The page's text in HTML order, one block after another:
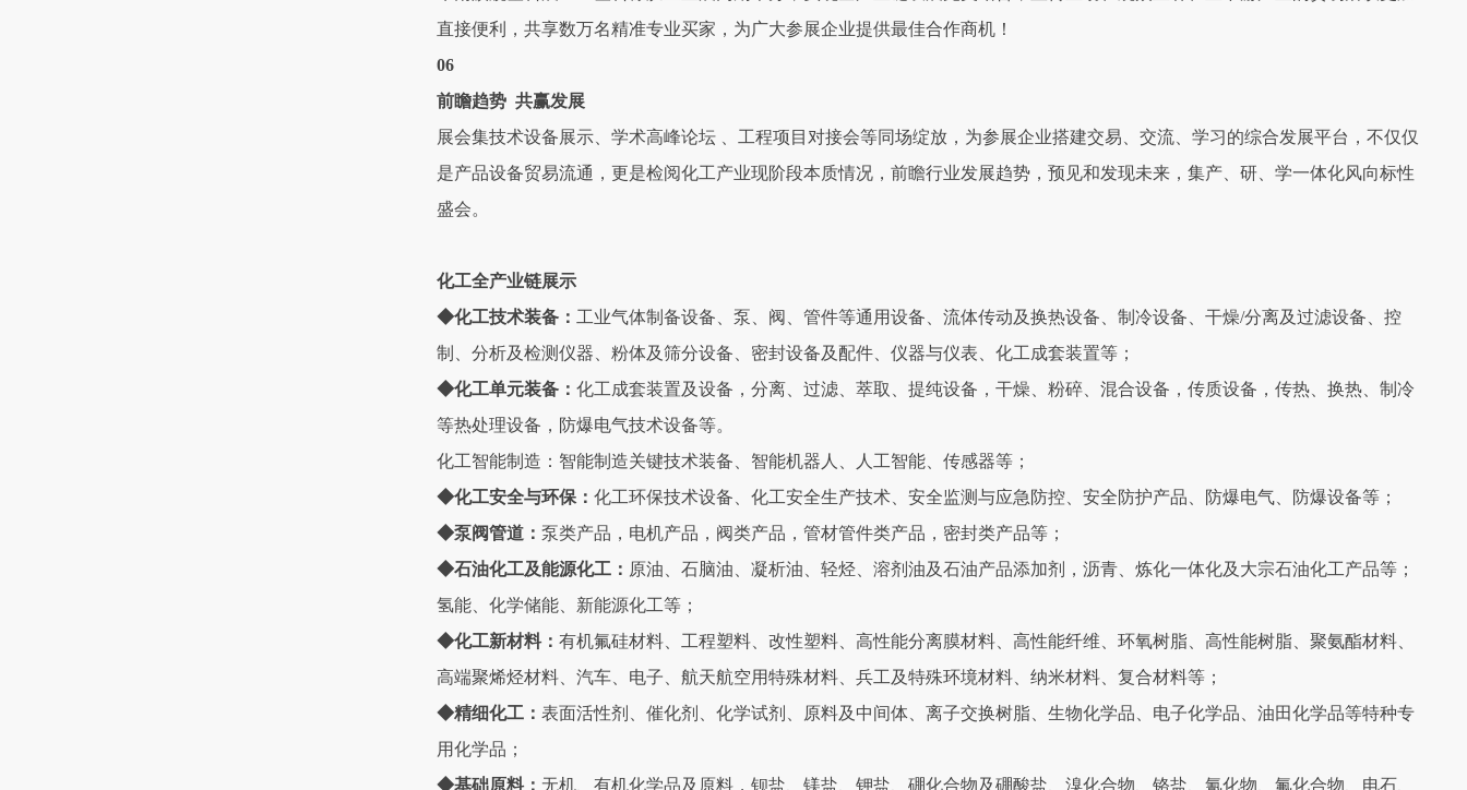
直接便利，共享数万名精准专业买家，为广大参展企业提供最佳合作商机！
06
前瞻趋势 共赢发展
展会集技术设备展示、学术高峰论坛 、工程项目对接会等同场绽放，为参展企业搭建交易、交流、学习的综合发展平台，不仅仅
是产品设备贸易流通，更是检阅化工产业现阶段本质情况，前瞻行业发展趋势，预见和发现未来，集产、研、学一体化风向标性
盛会。
化工全产业链展示
◆化工技术装备： 工业气体制备设备、泵、阀、管件等通用设备、流体传动及换热设备、制冷设备、干燥/分离及过滤设备、控
制、分析及检测仪器、粉体及筛分设备、密封设备及配件、仪器与仪表、化工成套装置等；
◆化工单元装备： 化工成套装置及设备，分离、过滤、萃取、提纯设备，干燥、粉碎、混合设备，传质设备，传热、换热、制冷
等热处理设备，防爆电气技术设备等。
化工智能制造：智能制造关键技术装备、智能机器人、人工智能、传感器等；
◆化工安全与环保： 化工环保技术设备、化工安全生产技术、安全监测与应急防控、安全防护产品、防爆电气、防爆设备等；
◆泵阀管道： 泵类产品，电机产品，阀类产品，管材管件类产品，密封类产品等；
◆石油化工及能源化工： 原油、石脑油、凝析油、轻烃、溶剂油及石油产品添加剂，沥青、炼化一体化及大宗石油化工产品等；
氢能、化学储能、新能源化工等；
◆化工新材料： 有机氟硅材料、工程塑料、改性塑料、高性能分离膜材料、高性能纤维、环氧树脂、高性能树脂、聚氨酯材料、
高端聚烯烃材料、汽车、电子、航天航空用特殊材料、兵工及特殊环境材料、纳米材料、复合材料等；
◆精细化工： 表面活性剂、催化剂、化学试剂、原料及中间体、离子交换树脂、生物化学品、电子化学品、油田化学品等特种专
用化学品；
◆基础原料： 无机、有机化学品及原料，钡盐、镁盐、钾盐、硼化合物及硼酸盐、溴化合物、铬盐、氰化物、氟化合物、电石、